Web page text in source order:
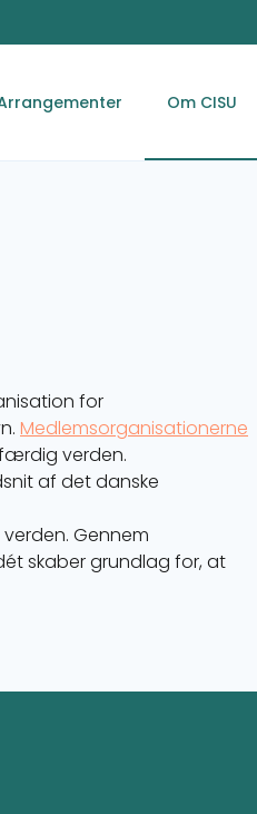
Om CISU
for
Medlemsorganisationerne
verden.
af det danske
Gennem
skaber grundlag for, at